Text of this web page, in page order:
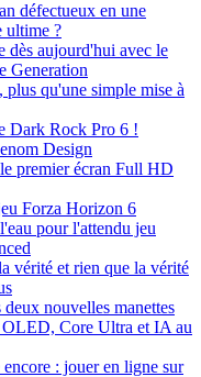
défectueux en une
ultime ?
dès aujourd'hui avec le
Generation
qu'une simple mise à
Dark Rock Pro 6 !
Design
premier écran Full HD
Forza Horizon 6
pour l'attendu jeu
vérité et rien que la vérité
nouvelles manettes
Core Ultra et IA au
: jouer en ligne sur